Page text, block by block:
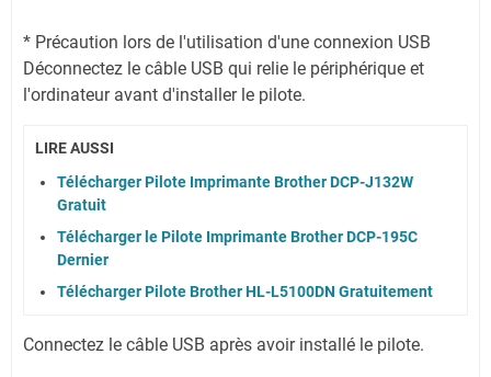
* Précaution lors de l'utilisation d'une connexion USB
Déconnectez le câble USB qui relie le périphérique et
l'ordinateur avant d'installer le pilote.
LIRE AUSSI
Télécharger Pilote Imprimante Brother DCP-J132W
Gratuit
Télécharger le Pilote Imprimante Brother DCP-195C
Dernier
Télécharger Pilote Brother HL-L5100DN Gratuitement
Connectez le câble USB après avoir installé le pilote.